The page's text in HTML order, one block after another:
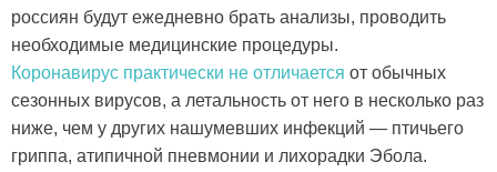
россиян будут ежедневно брать анализы, проводить
необходимые медицинские процедуры.
Коронавирус практически не отличается от обычных
сезонных вирусов, а летальность от него в несколько раз
ниже, чем у других нашумевших инфекций — птичьего
гриппа, атипичной пневмонии и лихорадки Эбола.